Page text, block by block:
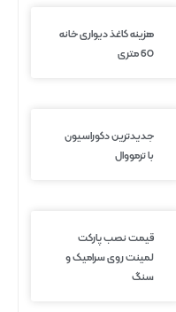
هزینه کاغذ دیواری خانه
60 متری
جدیدترین دکوراسیون
با ترمووال
قیمت نصب پارکت
لمینت روی سرامیک و
سنگ